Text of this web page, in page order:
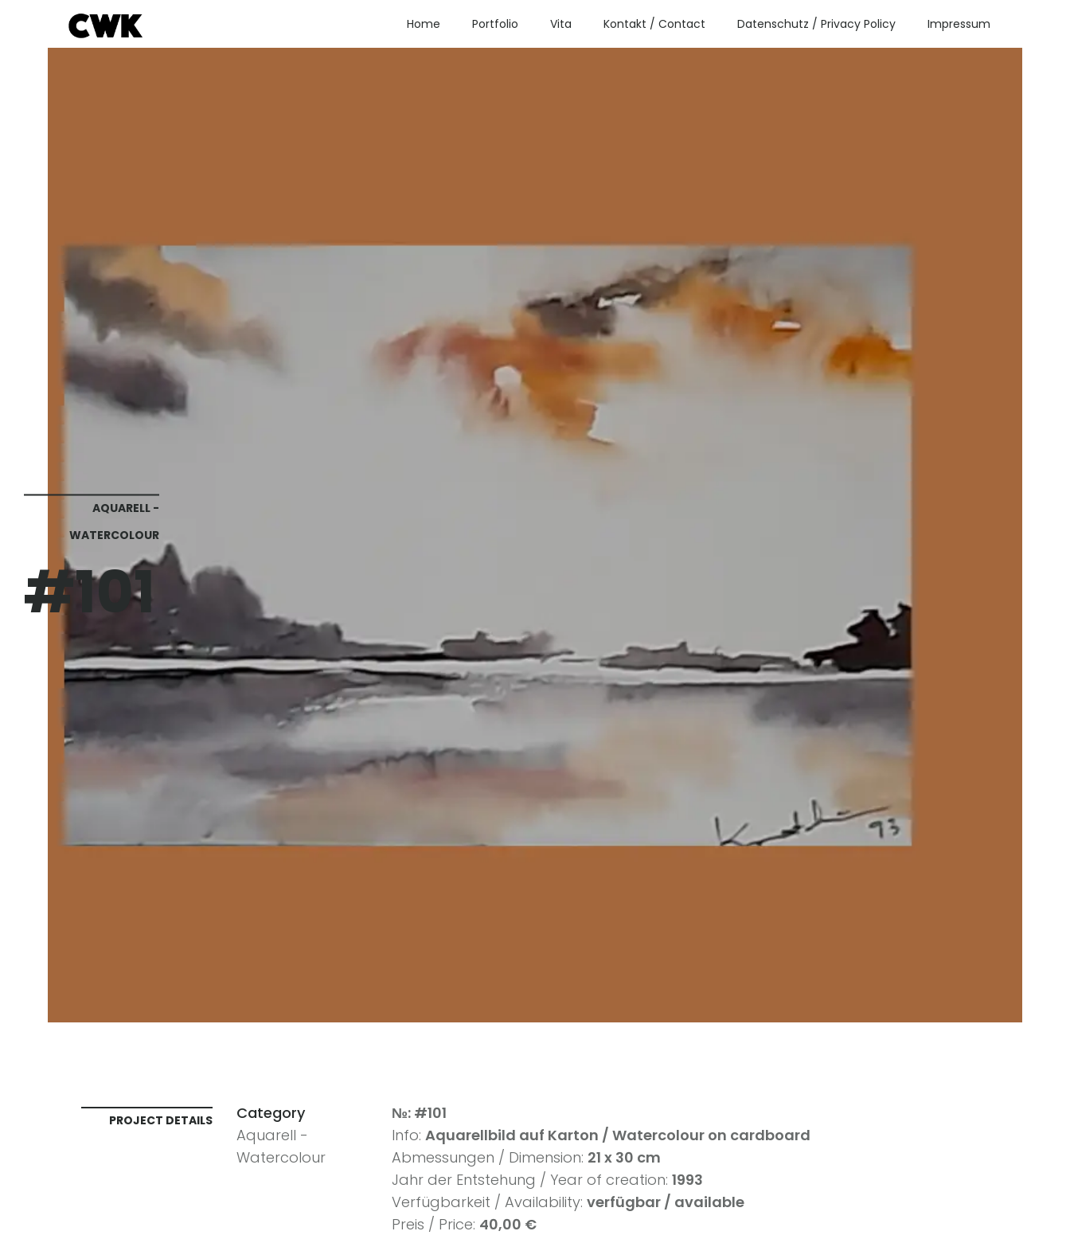
Home Portfolio Vita Kontakt / Contact Datenschutz / Privacy Policy Impressum
AQUARELL -
WATERCOLOUR
#101
PROJECT DETAILS
Category
Aquarell -
Watercolour
№: #101
Info: Aquarellbild auf Karton / Watercolour on cardboard
Abmessungen / Dimension: 21 x 30 cm
Jahr der Entstehung / Year of creation: 1993
Verfügbarkeit / Availability: verfügbar / available
Preis / Price: 40,00 €